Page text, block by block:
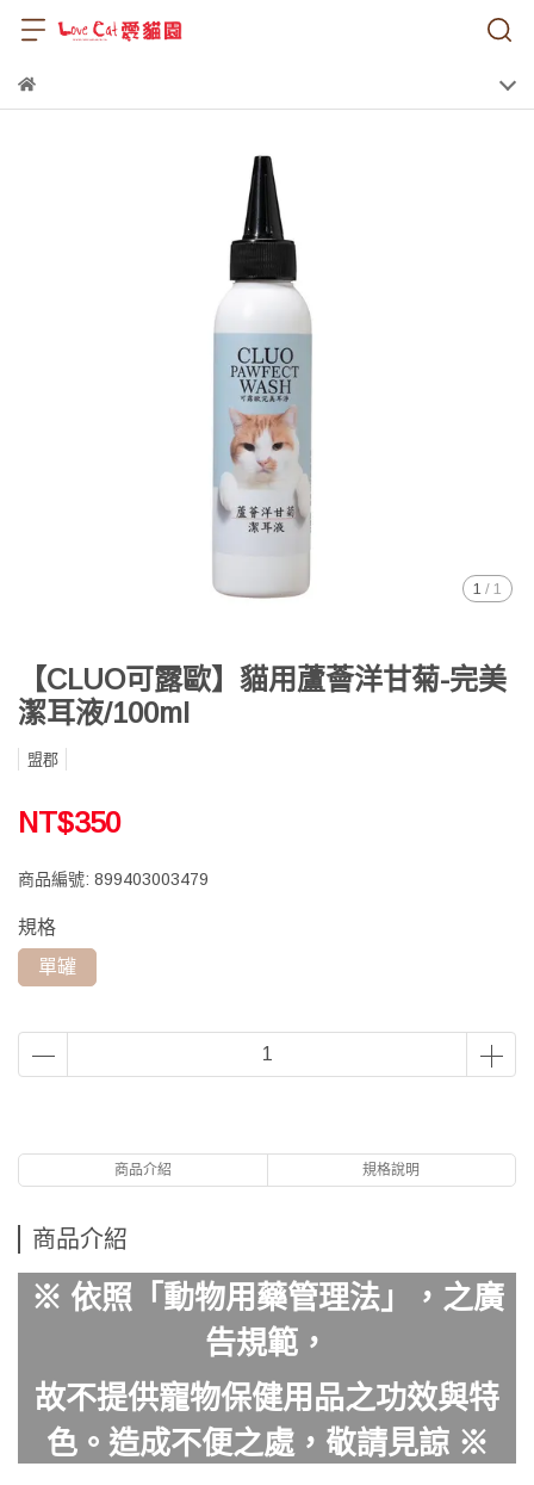
1 / 1
【CLUO可露歐】貓用蘆薈洋甘菊-完美
潔耳液/100ml
盟郡
NT$350
商品編號: 899403003479
規格
單罐
商品介紹 規格說明
商品介紹
※ 依照「動物用藥管理法」，之廣
告規範，
故不提供寵物保健用品之功效與特
色。造成不便之處，敬請見諒 ※